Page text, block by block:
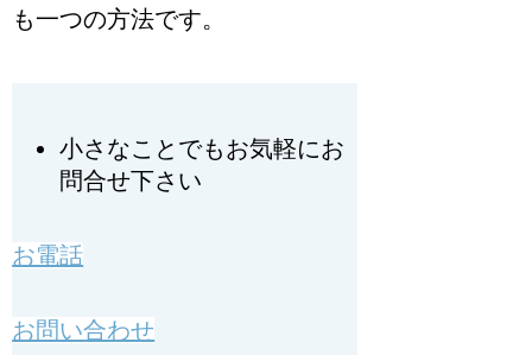
も一つの方法です。
小さなことでもお気軽にお
問合せ下さい
お電話
お問い合わせ